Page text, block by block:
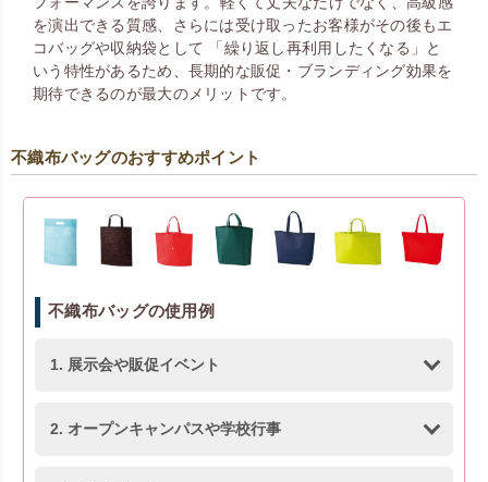
を演出できる質感、さらには受け取ったお客様がその後もエ
コバッグや収納袋として 「繰り返し再利用したくなる」と
いう特性があるため、長期的な販促・ブランディング効果を
期待できるのが最大のメリットです。
不織布バッグのおすすめポイント
不織布バッグの使用例
1. 展示会や販促イベント
2. オープンキャンパスや学校行事